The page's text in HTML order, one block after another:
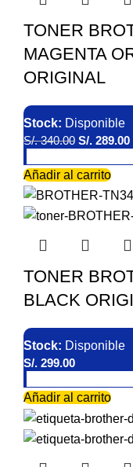
TONER
MAGENTA
ORIGINAL
Stock: Disponible
S/.340.00 S/. 289.00
Añadir al carrito
TONER
BLACK
Stock: Disponible
S/. 299.00
Añadir al carrito